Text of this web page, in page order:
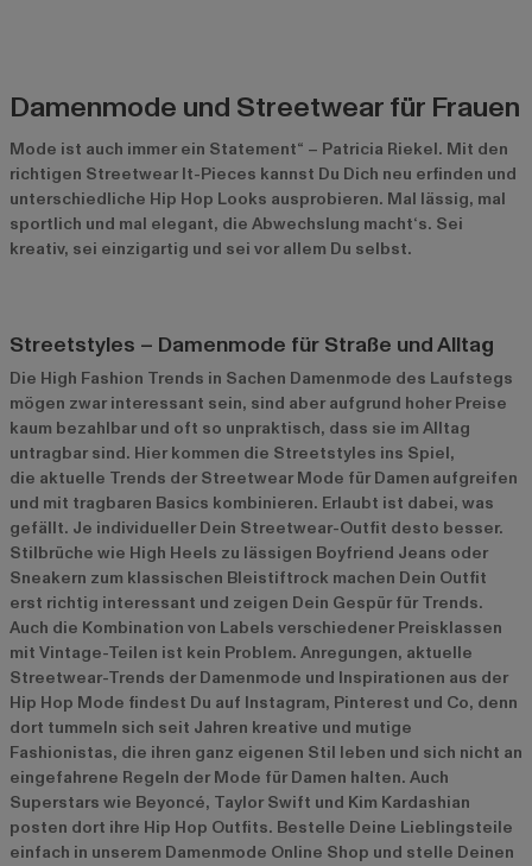
Damenmode und Streetwear für Frauen
Mode ist auch immer ein Statement“ – Patricia Riekel. Mit den
richtigen Streetwear It-Pieces kannst Du Dich neu erfinden und
unterschiedliche Hip Hop Looks ausprobieren. Mal lässig, mal
sportlich und mal elegant, die Abwechslung macht‘s. Sei
kreativ, sei einzigartig und sei vor allem Du selbst.
Streetstyles – Damenmode für Straße und Alltag
Die High Fashion Trends in Sachen Damenmode des Laufstegs
mögen zwar interessant sein, sind aber aufgrund hoher Preise
kaum bezahlbar und oft so unpraktisch, dass sie im Alltag
untragbar sind. Hier kommen die Streetstyles ins Spiel,
die aktuelle Trends der Streetwear Mode für Damen aufgreifen
und mit tragbaren Basics kombinieren. Erlaubt ist dabei, was
gefällt. Je individueller Dein Streetwear-Outfit desto besser.
Stilbrüche wie High Heels zu lässigen Boyfriend Jeans oder
Sneakern zum klassischen Bleistiftrock machen Dein Outfit
erst richtig interessant und zeigen Dein Gespür für Trends.
Auch die Kombination von Labels verschiedener Preisklassen
mit Vintage-Teilen ist kein Problem. Anregungen, aktuelle
Streetwear-Trends der Damenmode und Inspirationen aus der
Hip Hop Mode findest Du auf Instagram, Pinterest und Co, denn
dort tummeln sich seit Jahren kreative und mutige
Fashionistas, die ihren ganz eigenen Stil leben und sich nicht an
eingefahrene Regeln der Mode für Damen halten. Auch
Superstars wie Beyoncé, Taylor Swift und Kim Kardashian
posten dort ihre Hip Hop Outfits. Bestelle Deine Lieblingsteile
einfach in unserem Damenmode Online Shop und stelle Deinen